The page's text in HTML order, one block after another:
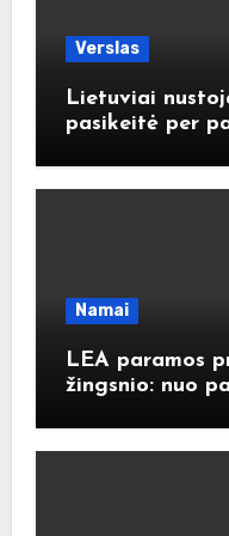
Verslas
Lietuviai
pasikeitė per
Namai
LEA paramos
žingsnio: nuo